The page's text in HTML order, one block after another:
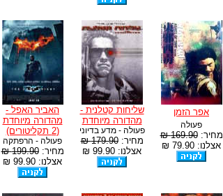
אפר הזמן
פעולה
מחיר:169.90 ₪
אצלנו: 79.90 ₪
שליחות קטלנית -
מהדורה מיוחדת
פעולה - מדע בדיוני
מחיר:179.90 ₪
אצלנו: 99.90 ₪
האביר האפל -
מהדורה מיוחדת
(2 תקליטורים)
פעולה - הרפתקה
מחיר:199.90 ₪
אצלנו: 99.90 ₪